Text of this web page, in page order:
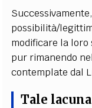
possibilità/
modificare la
pur rimanendo
contemplate dal
Tale